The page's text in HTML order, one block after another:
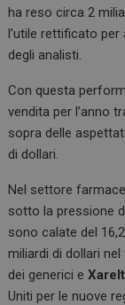
ha reso circa 2
l’utile rettificato
degli analisti.
Con questa
vendita per l’anno
sopra delle
di dollari.
Nel settore
sotto la pressione
sono calate del
miliardi di dollari
dei generici e
Uniti per le nuove